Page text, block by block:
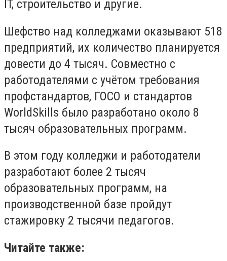
IT, строительство и другие.
Шефство над колледжами оказывают 518
предприятий, их количество планируется
довести до 4 тысяч. Совместно с
работодателями с учётом требования
профстандартов, ГОСО и стандартов
WorldSkills было разработано около 8
тысяч образовательных программ.
В этом году колледжи и работодатели
разработают более 2 тысяч
образовательных программ, на
производственной базе пройдут
стажировку 2 тысячи педагогов.
Читайте также: